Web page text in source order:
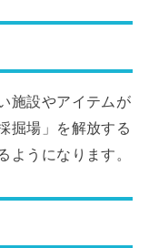
施設やアイテムが
掘場」を解放する
ようになります。